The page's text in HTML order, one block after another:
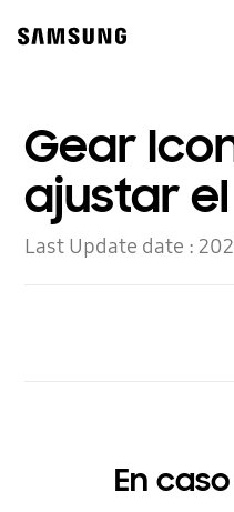
content
Gear
ajustar
Last Update date :
En